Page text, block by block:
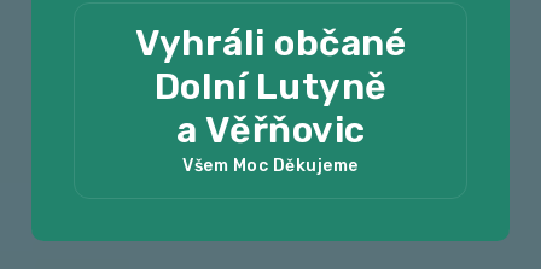
Vyhráli občané
Dolní Lutyně
a Věřňovic
Všem Moc Děkujeme